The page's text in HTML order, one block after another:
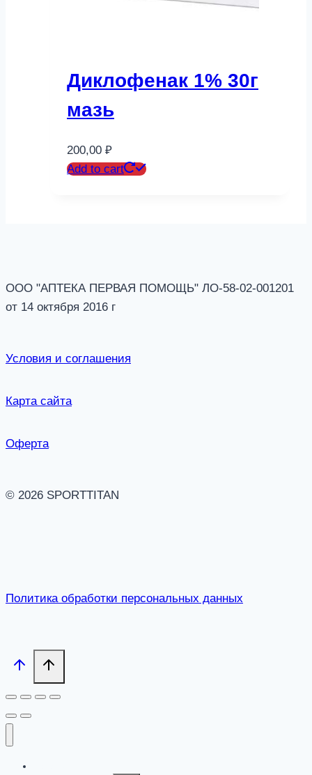
Диклофенак 1% 30г
мазь
200,00 ₽
Add to cart
ООО "АПТЕКА ПЕРВАЯ ПОМОЩЬ" ЛО-58-02-001201
от 14 октября 2016 г
Условия и соглашения
Карта сайта
Оферта
© 2026 SPORTTITAN
Политика обработки персональных данных